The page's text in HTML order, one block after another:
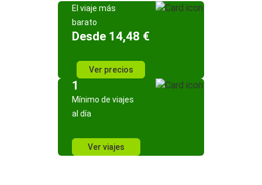
El viaje más
barato
Desde 14,48 €
Ver precios
1
Mínimo de viajes
al día
Ver viajes